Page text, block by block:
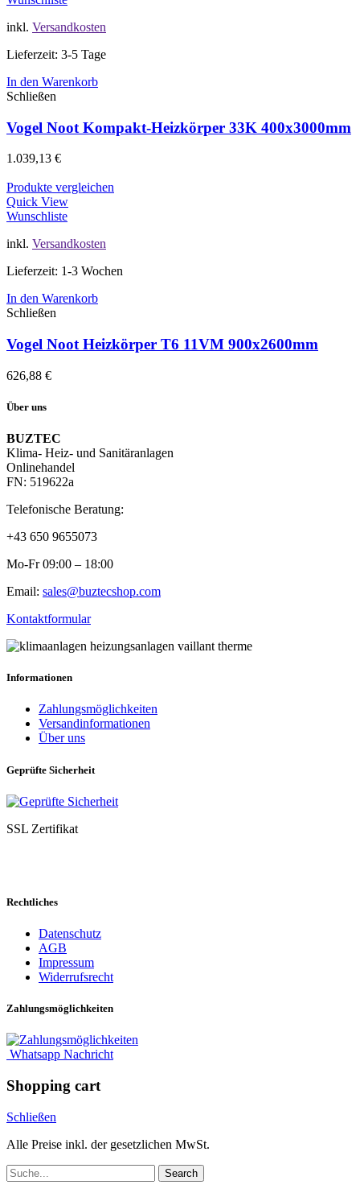
inkl. Versandkosten
Lieferzeit: 3-5 Tage
In den Warenkorb
Schließen
Vogel Noot Kompakt-Heizkörper 33K 400x3000mm
1.039,13 €
Produkte vergleichen
Quick View
Wunschliste
inkl. Versandkosten
Lieferzeit: 1-3 Wochen
In den Warenkorb
Schließen
Vogel Noot Heizkörper T6 11VM 900x2600mm
626,88 €
Über uns
BUZTEC
Klima- Heiz- und Sanitäranlagen
Onlinehandel
FN: 519622a
Telefonische Beratung:
+43 650 9655073
Mo-Fr 09:00 – 18:00
Email: sales@buztecshop.com
Kontaktformular
Informationen
Zahlungsmöglichkeiten
Versandinformationen
Über uns
Geprüfte Sicherheit
SSL Zertifikat
Rechtliches
Datenschutz
AGB
Impressum
Widerrufsrecht
Zahlungsmöglichkeiten
Whatsapp Nachricht
Shopping cart
Schließen
Alle Preise inkl. der gesetzlichen MwSt.
Search